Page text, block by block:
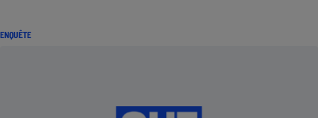
ENQUÊTE